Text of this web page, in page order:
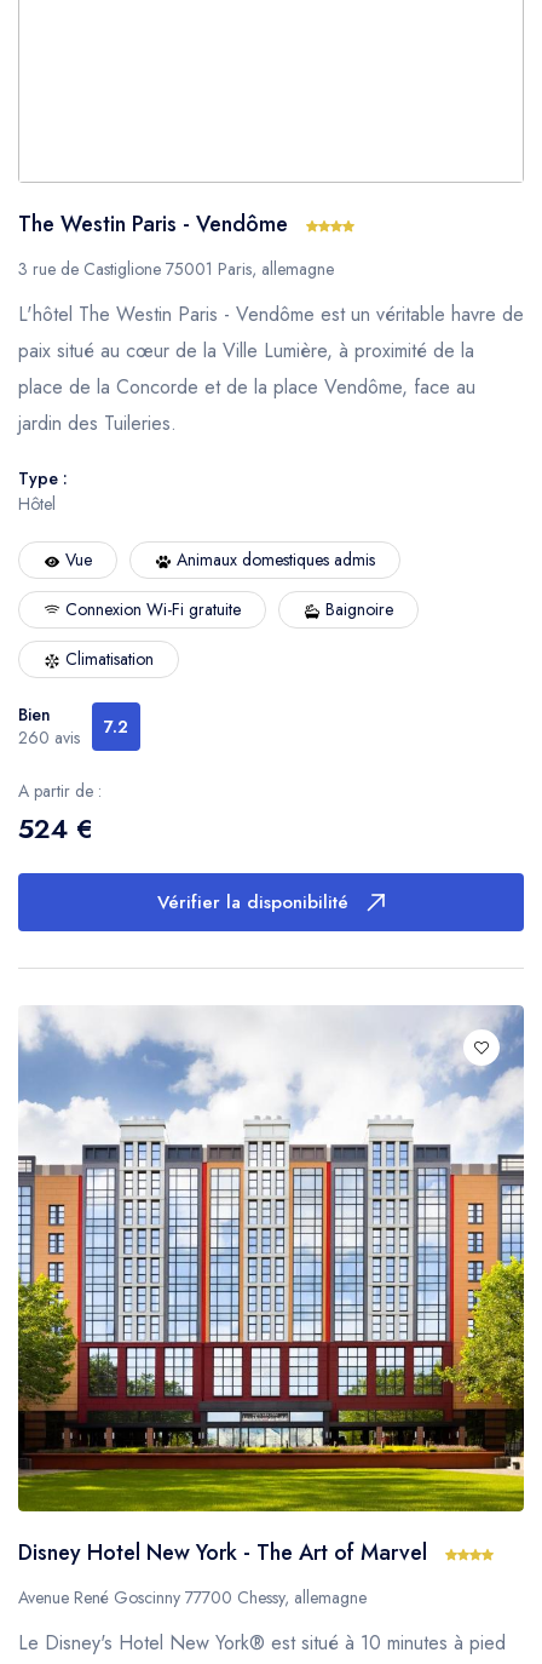
The Westin Paris - Vendôme
3 rue de Castiglione 75001 Paris, allemagne
L'hôtel The Westin Paris - Vendôme est un véritable havre de
paix situé au cœur de la Ville Lumière, à proximité de la
place de la Concorde et de la place Vendôme, face au
jardin des Tuileries.
Type :
Hôtel
Vue Animaux domestiques admis
Connexion Wi-Fi gratuite Baignoire
Climatisation
Bien
260 avis
7.2
A partir de :
524 €
Vérifier la disponibilité
Disney Hotel New York - The Art of Marvel
Avenue René Goscinny 77700 Chessy, allemagne
Le Disney's Hotel New York® est situé à 10 minutes à pied